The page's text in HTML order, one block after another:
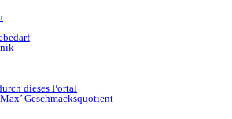
dieses Portal
Geschmacksquotient